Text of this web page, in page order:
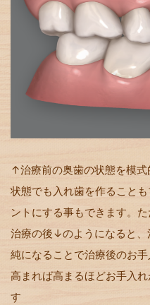
↑治療前の奥歯の状態を模
状態でも入れ歯を作ること
ントにする事もできます。
治療の後↓のようになると
純になることで治療後のお
高まれば高まるほどお手入
す